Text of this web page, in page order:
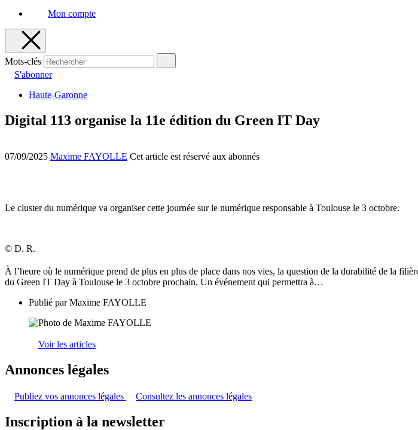
Mon compte
Mots-clés
S'abonner
Haute-Garonne
Digital 113 organise la 11e édition du Green IT Day
07/09/2025 Maxime FAYOLLE Cet article est réservé aux abonnés
Le cluster du numérique va organiser cette journée sur le numérique responsable à Toulouse le 3 octobre.
© D. R.
À l’heure où le numérique prend de plus en plus de place dans nos vies, la question de la durabilité de la
du Green IT Day à Toulouse le 3 octobre prochain. Un événement qui permettra à…
Publié parMaxime FAYOLLE
Voir les articles
Annonces légales
Publiez vos annonces légales Consultez les annonces légales
Inscription à la newsletter